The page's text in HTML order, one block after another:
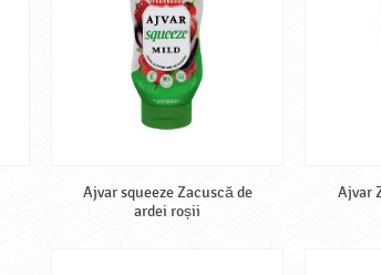
Ajvar squeeze Zacuscă de
ardei roșii
Ajvar